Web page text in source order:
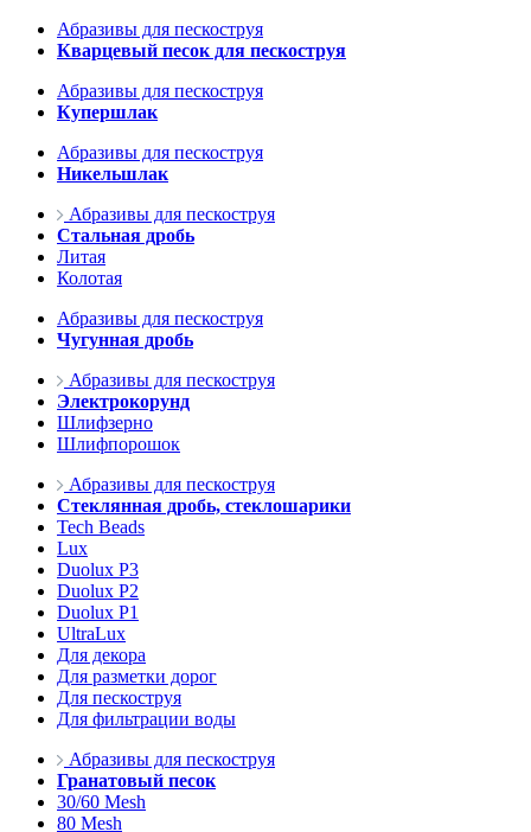
Абразивы для пескоструя
Кварцевый песок для пескоструя
Абразивы для пескоструя
Купершлак
Абразивы для пескоструя
Никельшлак
Абразивы для пескоструя
Стальная дробь
Литая
Колотая
Абразивы для пескоструя
Чугунная дробь
Абразивы для пескоструя
Электрокорунд
Шлифзерно
Шлифпорошок
Абразивы для пескоструя
Стеклянная дробь, стеклошарики
Tech Beads
Lux
Duolux P3
Duolux P2
Duolux P1
UltraLux
Для декора
Для разметки дорог
Для пескоструя
Для фильтрации воды
Абразивы для пескоструя
Гранатовый песок
30/60 Mesh
80 Mesh